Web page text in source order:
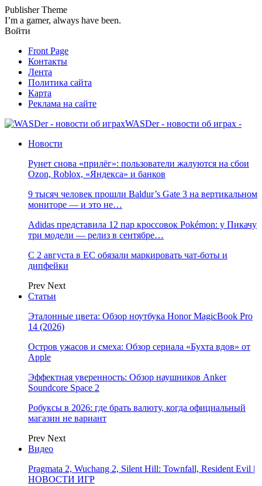
Publisher Theme
I’m a gamer, always have been.
Войти
Front Page
Контакты
Лента
Политика сайта
Карта
Реклама на сайте
WASDer - новости об играх -
Новости
Рунет снова «прилёг»: пользователи жалуются на сбои
Ozon, Roblox, «Яндекса» и банков
9 тысяч человек прошли Baldur’s Gate 3 на вертикальном
мониторе — и это не…
Adidas представила 12 пар кроссовок Pokémon: у Пикачу
три модели — релиз в сентябре…
С 2 августа в ЕС обязали маркировать чат-боты и
дипфейки
Prev Next
Статьи
Эталонные цвета: Обзор ноутбука Honor MagicBook Pro
14 (2026)
Остров ужасов и смеха: Обзор сериала «Бухта вдов» от
Apple
Эффектная уверенность: Обзор наушников Anker
Soundcore Space 2
Робуксы в 2026: где брать валюту, когда официальный
магазин не вариант
Prev Next
Видео
Pragmata 2, Wuchang 2, Silent Hill: Townfall, Resident Evil |
НОВОСТИ ИГР